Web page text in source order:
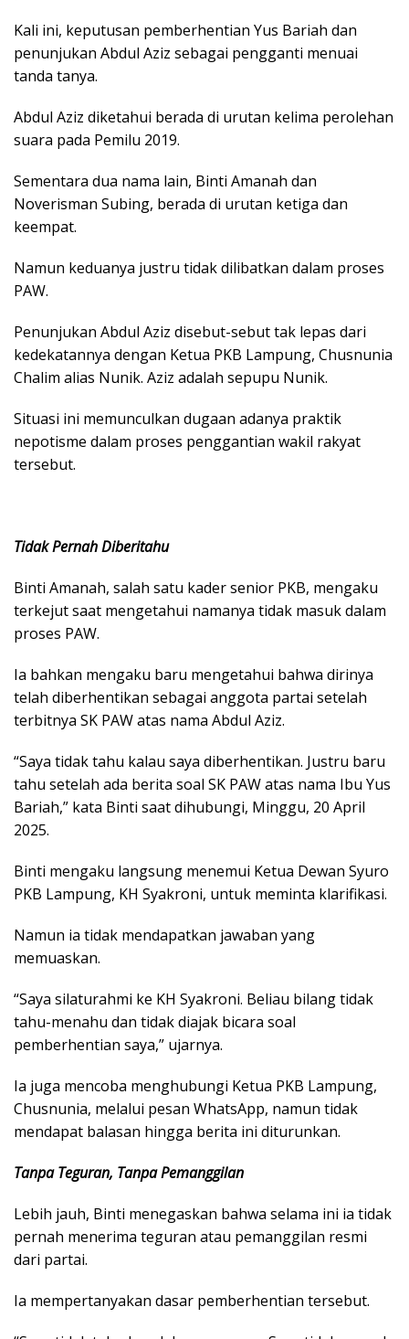
Kali ini, keputusan pemberhentian Yus Bariah dan
penunjukan Abdul Aziz sebagai pengganti menuai
tanda tanya.
Abdul Aziz diketahui berada di urutan kelima perolehan
suara pada Pemilu 2019.
Sementara dua nama lain, Binti Amanah dan
Noverisman Subing, berada di urutan ketiga dan
keempat.
Namun keduanya justru tidak dilibatkan dalam proses
PAW.
Penunjukan Abdul Aziz disebut-sebut tak lepas dari
kedekatannya dengan Ketua PKB Lampung, Chusnunia
Chalim alias Nunik. Aziz adalah sepupu Nunik.
Situasi ini memunculkan dugaan adanya praktik
nepotisme dalam proses penggantian wakil rakyat
tersebut.
Tidak Pernah Diberitahu
Binti Amanah, salah satu kader senior PKB, mengaku
terkejut saat mengetahui namanya tidak masuk dalam
proses PAW.
Ia bahkan mengaku baru mengetahui bahwa dirinya
telah diberhentikan sebagai anggota partai setelah
terbitnya SK PAW atas nama Abdul Aziz.
“Saya tidak tahu kalau saya diberhentikan. Justru baru
tahu setelah ada berita soal SK PAW atas nama Ibu Yus
Bariah,” kata Binti saat dihubungi, Minggu, 20 April
2025.
Binti mengaku langsung menemui Ketua Dewan Syuro
PKB Lampung, KH Syakroni, untuk meminta klarifikasi.
Namun ia tidak mendapatkan jawaban yang
memuaskan.
“Saya silaturahmi ke KH Syakroni. Beliau bilang tidak
tahu-menahu dan tidak diajak bicara soal
pemberhentian saya,” ujarnya.
Ia juga mencoba menghubungi Ketua PKB Lampung,
Chusnunia, melalui pesan WhatsApp, namun tidak
mendapat balasan hingga berita ini diturunkan.
Tanpa Teguran, Tanpa Pemanggilan
Lebih jauh, Binti menegaskan bahwa selama ini ia tidak
pernah menerima teguran atau pemanggilan resmi
dari partai.
Ia mempertanyakan dasar pemberhentian tersebut.